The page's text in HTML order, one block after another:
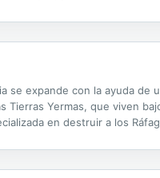
se expande con la ayuda de
Tierras Yermas, que viven
en destruir a los